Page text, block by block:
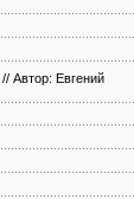
// Автор: Евгений